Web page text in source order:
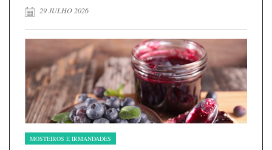
29 JULHO 2026
MOSTEIROS E IRMANDADES